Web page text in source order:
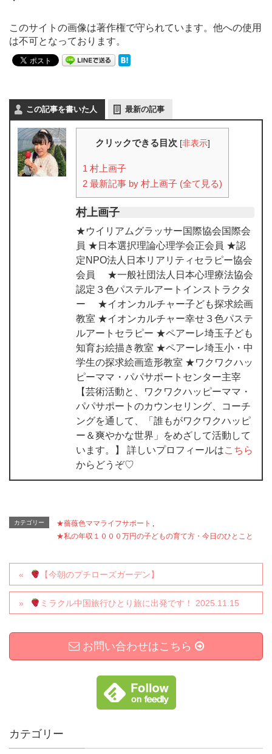
このサイトの画像は著作権で守られています。他への使用
は不可となっております。
この記事を書いた人 最新の記事
クリックできる目次 [非表示]
1 村上画子
2 最新記事 by 村上画子 (全て見る)
村上画子
★ウイリアムグラッサー国際協会国際会
員 ★日本選択理論心理学会正会員 ★認
定NPO法人日本リアリティセラピー協会
会員 ★一般社団法人日本心理療法協会
認定３色パステルアートインストラクタ
ー ★イオンカルチャー子ども探求絵画
教室 ★イオンカルチャー幸せ３色パステ
ルアートセラピー ★ペアーレ埼玉子ども
知育お絵描き教室 ★ペアーレ埼玉小・中
学生の探求絵画造形教室 ★ワクワクハッ
ピーママ・パパサポートセンター主宰
【芸術活動と、ワクワクハッピーママ・
パパサポートのカウンセリング、コーチ
ングを通して、「誰もがワクワクハッピ
ー＆爽やかな世界」をめざして活動して
います。】 詳しいプロフィールはこちら
からどうぞ♡
カテゴリー ★薔薇色ママライフサポート ,
★私の年収１０００万円の子どもの育て方・今日のひとこと
【今朝のプチローズガーデン】
ミラクル中国旅行ひとり旅に出発です！ 2025.11.15
お問い合わせはこちら
カテゴリー